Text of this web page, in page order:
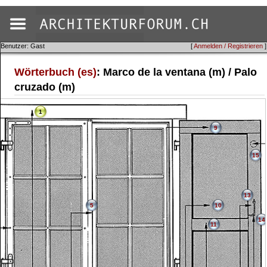
[Anmelden / Registrieren ]
Benutzer: Gast
Wörterbuch (es): Marco de la ventana (m) / Palo
cruzado (m)
1
5
9
10
11
13
14
15